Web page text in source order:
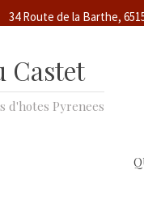
34 Route de la Barthe,
Castet
d'hotes Pyrenees